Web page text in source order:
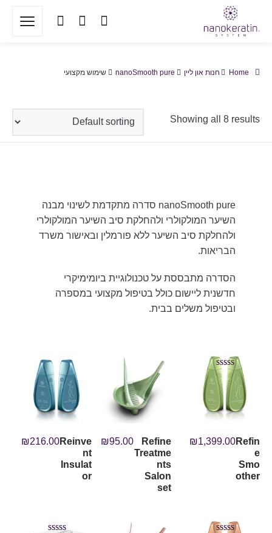
Home חנות און ליין nanoSmooth pure שימוש מקצועי
Showing all 8 results
nanoSmooth pure סדרה מתקדמת לשינוי מבנה
השיער המולקולרי ולהחלקת סיב השיער המולקולרי
ולהחלקת סיב השיער ללא פורמלין ובאישור משרד
הבריאות.
הסדרה מתבססת על טכנולוגיית ביומימיקרי
חדשנית ליישום כולל בטיפול מקצועי במספרה
ובטיפול משלים בבית.
Rated
5.00
out of 5
Refin
e
Smo
other
₪1,399.00
Refine
Treatme
nts
Salon
set
₪95.00
Reinve
nt
Insulat
or
₪216.00